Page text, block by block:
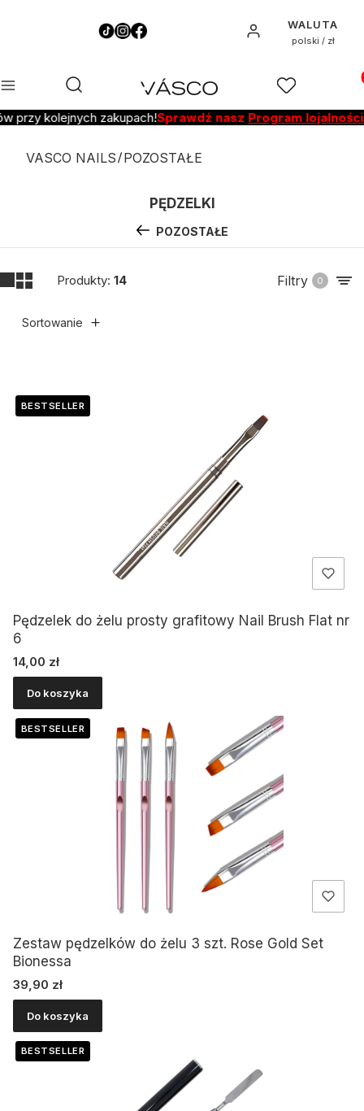
Zaloguj sięWALUTA
polski / zł
Menu Otwórz wyszukiwarkę
Szukaj Ulubione
kolejnych zakupach!Sprawdź naszProgram
VASCO NAILS POZOSTAŁE
PĘDZELKI
POZOSTAŁE
Produkty: 14 Filtry 0
Sortowanie
Lista produktów
BESTSELLER
Pędzelek do żelu prosty grafitowy Nail Brush Flat nr
6
Cena
14,00 zł
Do koszyka
BESTSELLER
Zestaw pędzelków do żelu 3 szt. Rose Gold Set
Bionessa
Cena
39,90 zł
Do koszyka
BESTSELLER